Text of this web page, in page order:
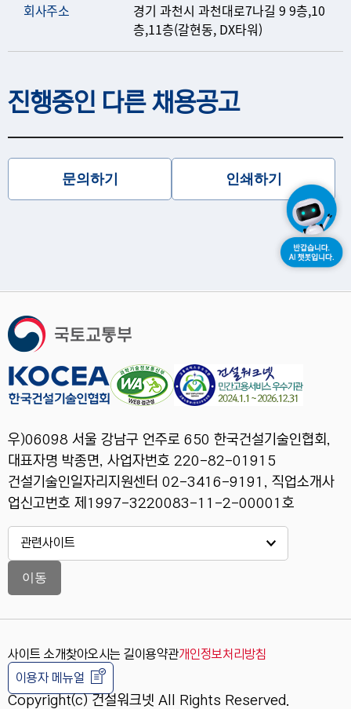
회사주소
경기 과천시 과천대로7나길 9 9층,10
층,11층(갈현동, DX타워)
진행중인 다른 채용공고
문의하기 인쇄하기
우)06098 서울 강남구 언주로 650 한국건설기술인협회,
대표자명 박종면, 사업자번호 220-82-01915
건설기술인일자리지원센터 02-3416-9191, 직업소개사
업신고번호 제1997-3220083-11-2-00001호
이동
사이트 소개찾아오시는 길이용약관개인정보처리방침
이용자 메뉴얼
Copyright(c) 건설워크넷 All Rights Reserved.